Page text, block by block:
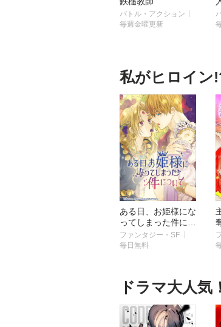
バトル・アクション
毎週金曜更新
私がヒロイン
ある日、お姫様にな
ってしまった件につ
いて
ファンタジー・SF
毎日無料
ドラマ大人